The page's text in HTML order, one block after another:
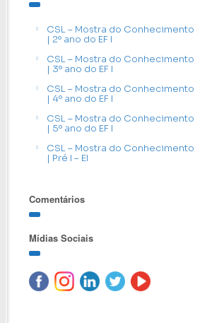
CSL – Mostra do Conhecimento
| 2º ano do EF I
CSL – Mostra do Conhecimento
| 3º ano do EF I
CSL – Mostra do Conhecimento
| 4º ano do EF I
CSL – Mostra do Conhecimento
| 5º ano do EF I
CSL – Mostra do Conhecimento
| Pré I – EI
Comentários
Mídias Sociais